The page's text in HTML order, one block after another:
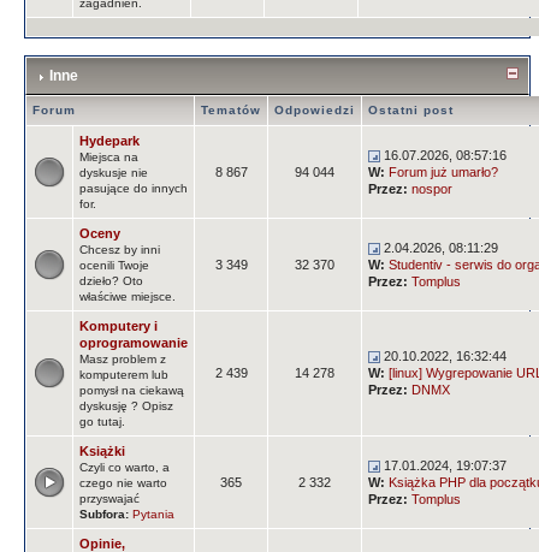
zagadnień.
Inne
Forum Tematów Odpowiedzi Ostatni post
Hydepark
Miejsca na
dyskusje nie
pasujące do innych
for.
8 867 94 044
16.07.2026, 08:57:16
W: Forum już umarło?
Przez: nospor
Oceny
Chcesz by inni
ocenili Twoje
dzieło? Oto
właściwe miejsce.
3 349 32 370
2.04.2026, 08:11:29
W: Studentiv - serwis do
Przez: Tomplus
Komputery i
oprogramowanie
Masz problem z
komputerem lub
pomysł na ciekawą
dyskusję ? Opisz
go tutaj.
2 439 14 278
20.10.2022, 16:32:44
W: [linux] Wygrepowanie
Przez: DNMX
Książki
Czyli co warto, a
czego nie warto
przyswajać
Subfora: Pytania
365 2 332
17.01.2024, 19:07:37
W: Książka PHP dla
Przez: Tomplus
Opinie,